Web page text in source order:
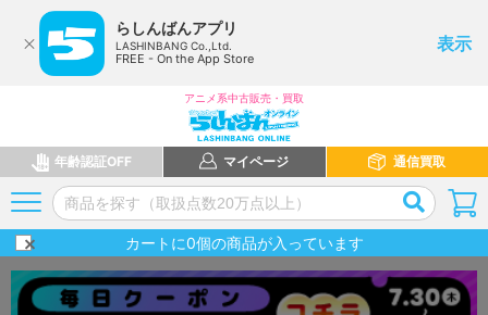
らしんばんアプリ
LASHINBANG Co.,Ltd.
FREE - On the App Store
表示
アニメ系中古販売・買取
年齢認証OFF マイページ 通信買取
カートに0個の商品が入っています